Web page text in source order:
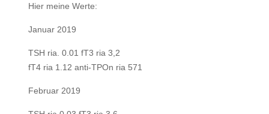
Hier meine Werte:
Januar 2019
TSH ria. 0.01 fT3 ria 3,2
fT4 ria 1.12 anti-TPOn ria 571
Februar 2019